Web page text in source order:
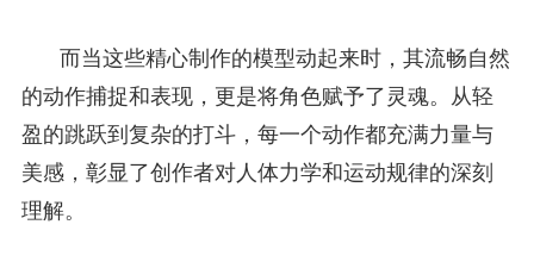
而当这些精心制作的模型动起来时，其流畅自然
的动作捕捉和表现，更是将角色赋予了灵魂。从轻
盈的跳跃到复杂的打斗，每一个动作都充满力量与
美感，彰显了创作者对人体力学和运动规律的深刻
理解。